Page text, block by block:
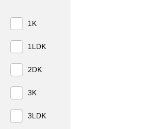
1K
1LDK
2DK
3K
3LDK